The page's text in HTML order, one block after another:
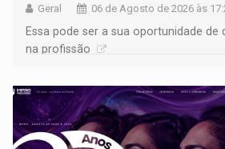
Geral 06 de Agosto de 2026 às
Essa pode ser a sua oportunidade de
na profissão